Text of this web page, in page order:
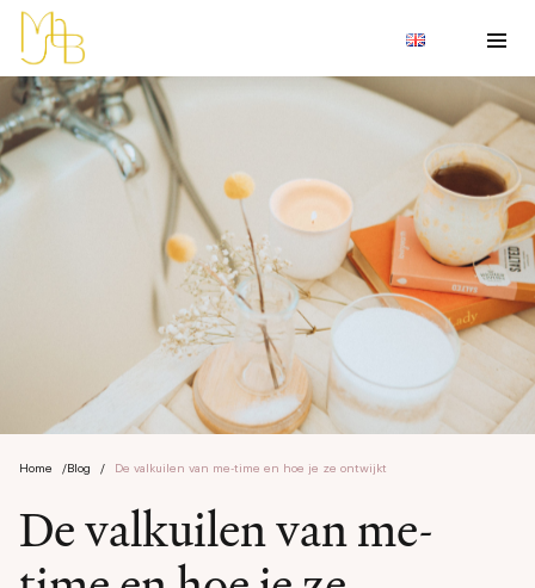
Home / Blog / De valkuilen van me-time en hoe je ze ontwijkt
De valkuilen van me-